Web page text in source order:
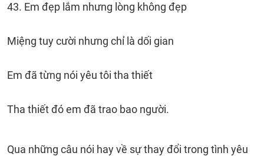
43. Em đẹp lắm nhưng lòng không đẹp
Miệng tuy cười nhưng chỉ là dối gian
Em đã từng nói yêu tôi tha thiết
Tha thiết đó em đã trao bao người.
Qua những câu nói hay về sự thay đổi trong tình yêu